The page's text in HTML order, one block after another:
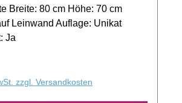
Breite: 80 cm Höhe: 70 cm
Leinwand Auflage: Unikat
Ja
zzgl. Versandkosten